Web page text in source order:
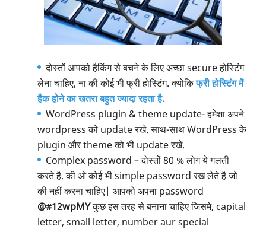
दोस्तों आपको हैकिंग से बचने के लिए अच्छा secure होस्टिंग
लेना चाहिए, ना की कोई भी फ्री होस्टिंग. क्योकिफ्री होस्टिंग में
हैक होने का खतरा बहुत ज्यादा रहता है.
WordPress plugin & theme update- हमेशा अपने
wordpress को update रखे. साथ-साथ WordPress के
plugin और theme को भी update रखे.
Complex password – दोस्तों 80 % लोग ये गलती
करते है. की ओ कोई भी simple password रख लेते है जो
की नहीं करना चाहिए| आपको अपना password
@#12wpMYकुछ इस तरह से बनाना चाहिए जिसमे, capital
letter, small letter, number aur special